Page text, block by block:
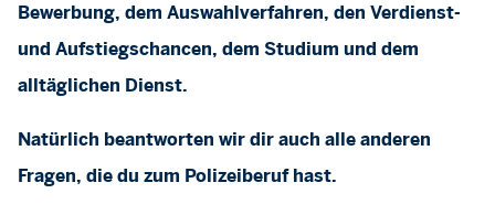
Bewerbung, dem Auswahlverfahren, den Verdienst-
und Aufstiegschancen, dem Studium und dem
alltäglichen Dienst.
Natürlich beantworten wir dir auch alle anderen
Fragen, die du zum Polizeiberuf hast.